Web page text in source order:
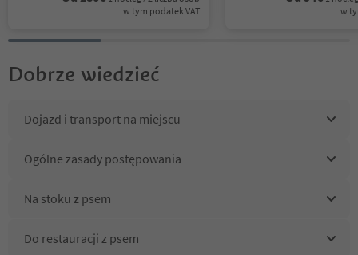
w tym podatek VAT
w
Dobrze wiedzieć
Dojazd i transport na miejscu
Ogólne zasady postępowania
Na stoku z psem
Do restauracji z psem